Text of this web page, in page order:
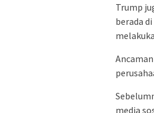
Trump
berada
media